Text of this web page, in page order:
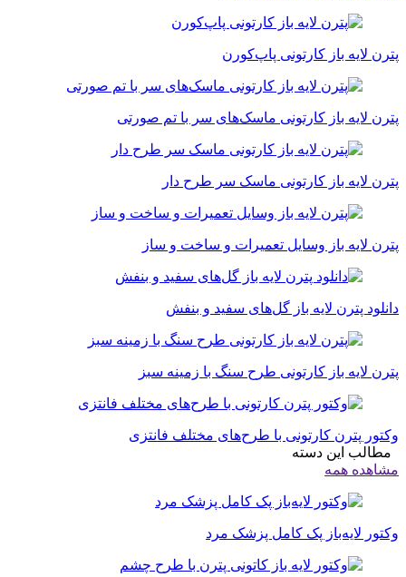
پترن لایه باز کارتونی پاپ‌کورن
پترن لایه باز کارتونی ماسک‌های سر با تم صورتی
پترن لایه باز کارتونی ماسک سر طرح دار
پترن لایه باز وسایل تعمیرات و ساخت و ساز
دانلود پترن لایه باز گل‌های سفید و بنفش
پترن لایه باز کارتونی طرح سنگ‌ با زمینه سبز
وکتور پترن کارتونی با طرح‌های مختلف فانتزی
مطالب این دسته
مشاهده همه
وکتور لایه‌باز پک کامل پزشک مرد